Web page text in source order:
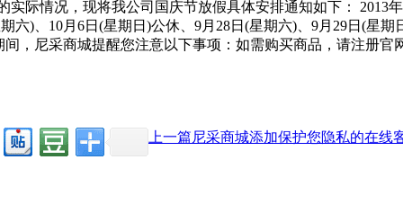
际情况，现将我公司国庆节放假具体安排通知如下： 2013
六)、10月6日(星期日)公休、9月28日(星期六)、9月29日(星
，尼采商城提醒您注意以下事项：如需购买商品，请注册
上一篇尼采商城添加保护您隐私的在线